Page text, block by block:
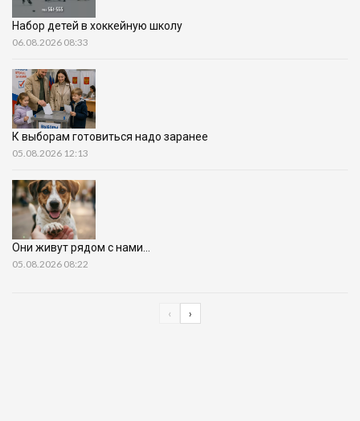
Набор детей в хоккейную школу
06.08.2026 08:33
К выборам готовиться надо заранее
05.08.2026 12:13
Они живут рядом с нами…
05.08.2026 08:22
‹ ›